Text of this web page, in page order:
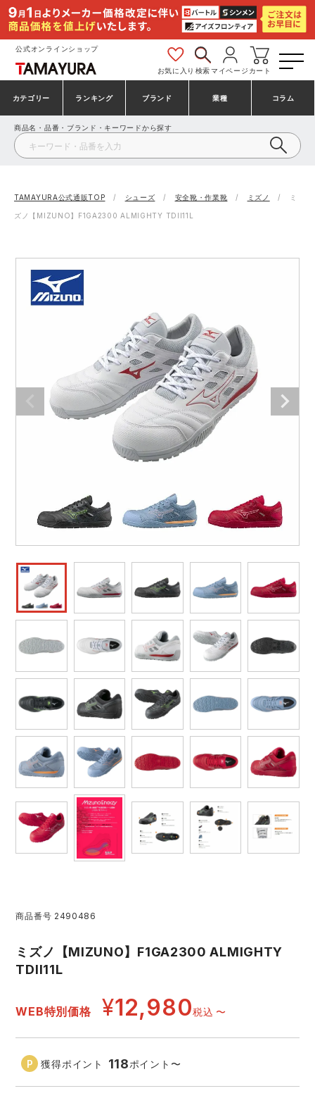
公式オンラインショップ
お気に入り 検索マイページ カート
カテゴリー
安全靴・作業靴
事務服・オフィスウェア
アウトドア・スポーツ
安全保護具
レインウェア・カッパ
作業用小物・アクセサリー
鞄・バッグ
つなぎ
ファン付き作業着・空調服
刺繍・プリント加工対象商品
ランキング
安全靴ランキング
安全靴スニーカーランキング
アシックス安全靴ランキング
作業着ランキング
アウトドアウェアランキング
コンプレッションウェアランキング
作業用ポロシャツランキング
作業用手袋ランキング
レインウェアランキング
アイズフロンティア ランキング
アイトス ランキング
作業着
ニット
ファン付きウェア
カジュアル
ブランド
アシックス
プーマ コンバース（CONVERSE）
アイズフロンティア
アイトス株式会社
ジーベック
クロダルマ 桑和
クレヒフク
住商モンブラン ボンマックス
GUSH FORCE
GDジャパン カーシーカシマ
シンメン 日進ゴム
ハイパーV 丸五
エアークラフト 自重堂
アタックベース
中塚被服 イーブンリバー
弘進ゴム 藤井電工
業種
建設・建築作業服
製造・工場作業服
大工・鳶作業服
電気・設備作業服
配達・営業作業服
飲食店ユニフォーム
運送・倉庫作業服
清掃・ビルメンテ作業服
夜間・高視認性安全服
医療白衣・介護服
コラム
商品名・品番・ブランド・キーワードから探す
TAMAYURA公式通販TOP シューズ 安全靴・作業靴 ミズノ ミ
ズノ【MIZUNO】F1GA2300 ALMIGHTY TDII11L
商品番号 2490486
ミズノ【MIZUNO】F1GA2300 ALMIGHTY
TDII11L
WEB特別価格 ¥12,980税込 〜
獲得ポイント 118ポイント 〜